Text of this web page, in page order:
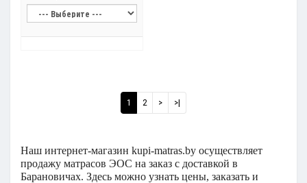
1 2 > >|
Наш интернет-магазин kupi-matras.by осуществляет
продажу матрасов ЭОС на заказ с доставкой в
Барановичах. Здесь можно узнать цены, заказать и